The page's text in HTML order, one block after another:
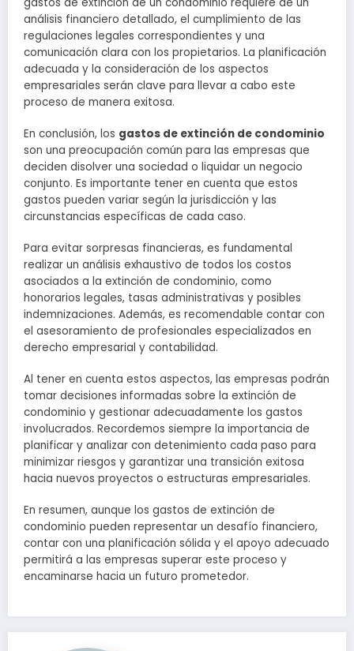
análisis financiero detallado, el cumplimiento de las
regulaciones legales correspondientes y una
comunicación clara con los propietarios. La planificación
adecuada y la consideración de los aspectos
empresariales serán clave para llevar a cabo este
proceso de manera exitosa.
En conclusión, los gastos de extinción de condominio
son una preocupación común para las empresas que
deciden disolver una sociedad o liquidar un negocio
conjunto. Es importante tener en cuenta que estos
gastos pueden variar según la jurisdicción y las
circunstancias específicas de cada caso.
Para evitar sorpresas financieras, es fundamental
realizar un análisis exhaustivo de todos los costos
asociados a la extinción de condominio, como
honorarios legales, tasas administrativas y posibles
indemnizaciones. Además, es recomendable contar con
el asesoramiento de profesionales especializados en
derecho empresarial y contabilidad.
Al tener en cuenta estos aspectos, las empresas podrán
tomar decisiones informadas sobre la extinción de
condominio y gestionar adecuadamente los gastos
involucrados. Recordemos siempre la importancia de
planificar y analizar con detenimiento cada paso para
minimizar riesgos y garantizar una transición exitosa
hacia nuevos proyectos o estructuras empresariales.
En resumen, aunque los gastos de extinción de
condominio pueden representar un desafío financiero,
contar con una planificación sólida y el apoyo adecuado
permitirá a las empresas superar este proceso y
encaminarse hacia un futuro prometedor.